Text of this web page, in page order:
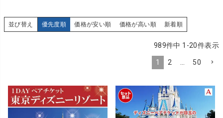
並び替え 優先度順 価格が安い順 価格が高い順 新着順
989件中 1 -20件表示
1 2 … 50